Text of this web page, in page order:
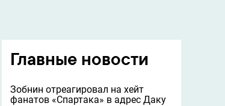
Главные новости
Зобнин отреагировал на хейт
фанатов «Спартака» в адрес Даку